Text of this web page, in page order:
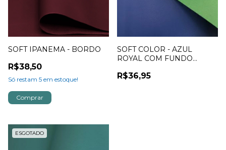
SOFT IPANEMA - BORDO
R$38,50
Só restam 5 em estoque!
SOFT COLOR - AZUL
ROYAL COM FUNDO
R$36,95
ESGOTADO